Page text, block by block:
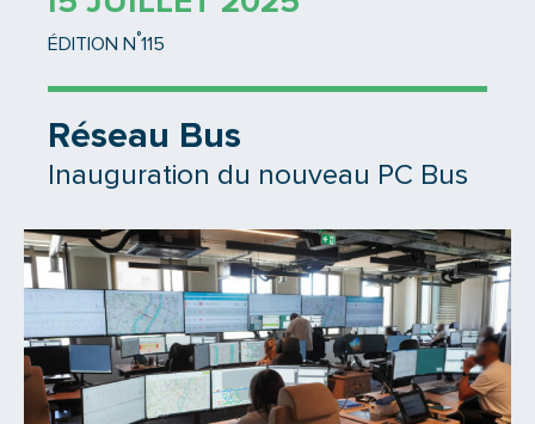
ÉDITION N °115
Réseau Bus
Inauguration du nouveau PC Bus